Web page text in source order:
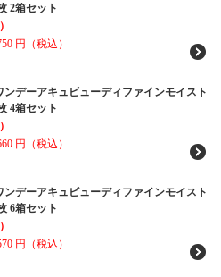
2箱セット
円（税込）
ンデーアキュビューディファインモイスト
4箱セット
円（税込）
ンデーアキュビューディファインモイスト
6箱セット
円（税込）